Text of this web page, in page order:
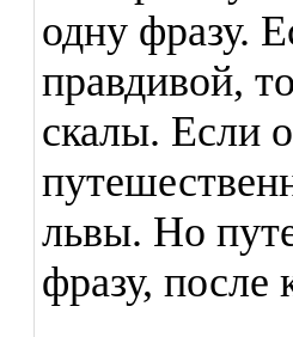
одну фразу.
правдивой,
скалы. Если
львы. Но
фразу, после